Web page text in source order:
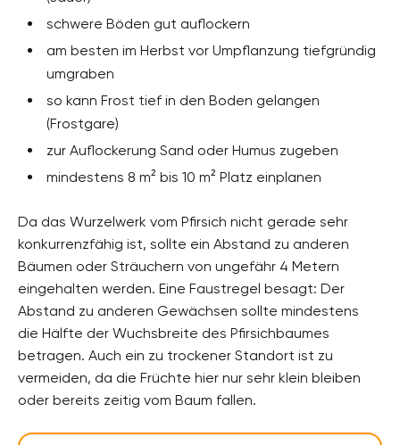
schwere Böden gut auflockern
am besten im Herbst vor Umpflanzung tiefgründig
umgraben
so kann Frost tief in den Boden gelangen
(Frostgare)
zur Auflockerung Sand oder Humus zugeben
mindestens 8 m² bis 10 m² Platz einplanen
Da das Wurzelwerk vom Pfirsich nicht gerade sehr
konkurrenzfähig ist, sollte ein Abstand zu anderen
Bäumen oder Sträuchern von ungefähr 4 Metern
eingehalten werden. Eine Faustregel besagt: Der
Abstand zu anderen Gewächsen sollte mindestens
die Hälfte der Wuchsbreite des Pfirsichbaumes
betragen. Auch ein zu trockener Standort ist zu
vermeiden, da die Früchte hier nur sehr klein bleiben
oder bereits zeitig vom Baum fallen.